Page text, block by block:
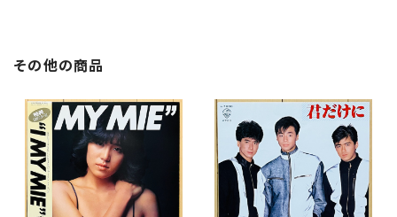
その他の商品